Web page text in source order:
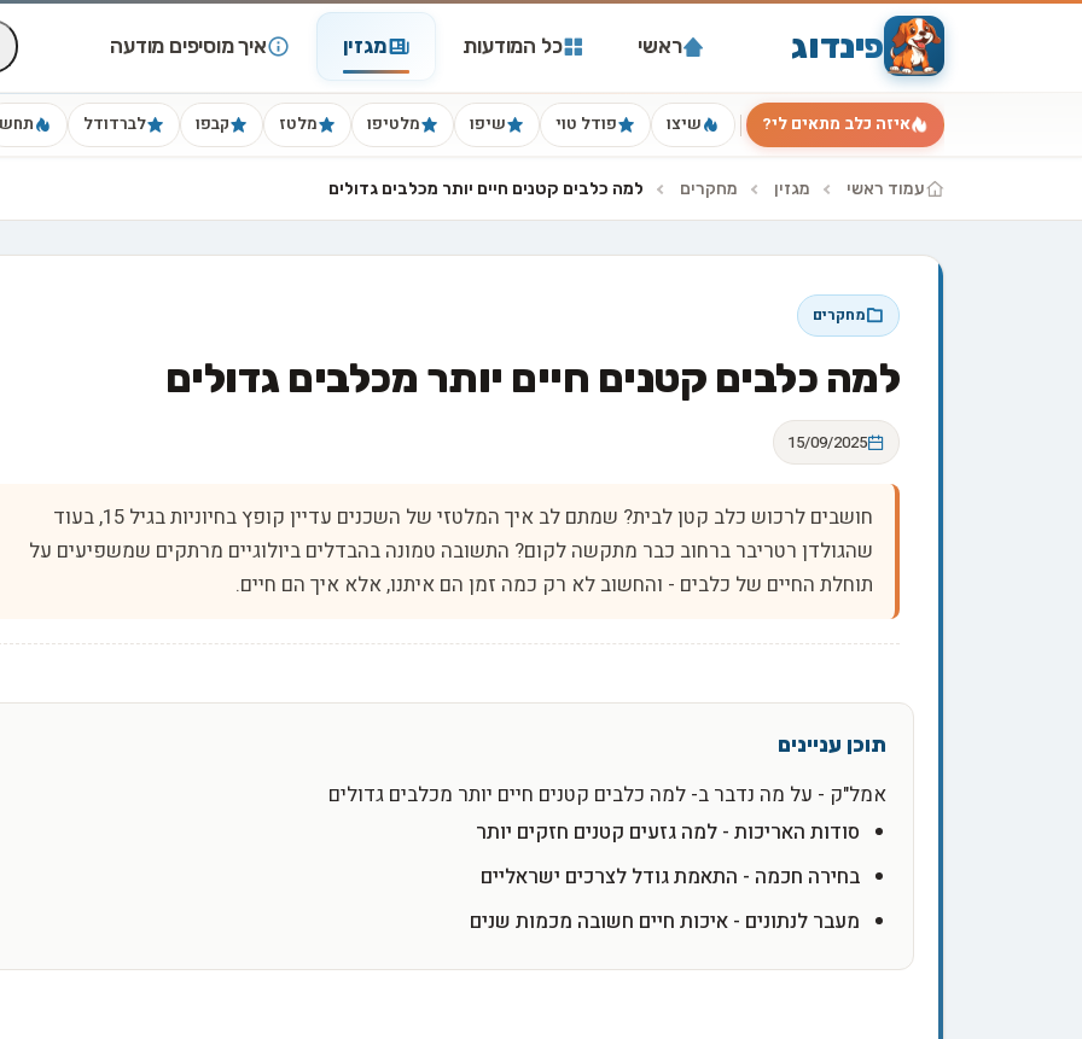
פינדוג ראשי כל המודעות מגזין איך מוסיפים מודעה
איזה כלב מתאים לי? שיצו פודל טוי שיפו מלטיפו מלטז קבפו לברדודל תחש
עמוד ראשי מגזין מחקרים למה כלבים קטנים חיים יותר מכלבים גדולים
מחקרים
למה כלבים קטנים חיים יותר מכלבים גדולים
15/09/2025
חושבים לרכוש כלב קטן לבית? שמתם לב איך המלטזי של השכנים עדיין קופץ בחיוניות בגיל 15, בעוד
שהגולדן רטריבר ברחוב כבר מתקשה לקום? התשובה טמונה בהבדלים ביולוגיים מרתקים שמשפיעים על
תוחלת החיים של כלבים - והחשוב לא רק כמה זמן הם איתנו, אלא איך הם חיים.
אמל"ק - על מה נדבר ב- למה כלבים קטנים חיים יותר מכלבים גדולים
סודות האריכות - למה גזעים קטנים חזקים יותר
בחירה חכמה - התאמת גודל לצרכים ישראליים
מעבר לנתונים - איכות חיים חשובה מכמות שנים